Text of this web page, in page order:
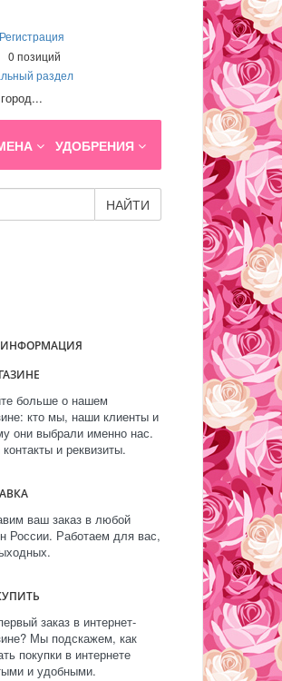
Регистрация
0 позиций
раздел
УДОБРЕНИЯ
НАЙТИ
ИНФОРМАЦИЯ
больше о нашем
кто мы, наши клиенты и
они выбрали именно нас.
и реквизиты.
ваш заказ в любой
России. Работаем для вас,
заказ в интернет-
Мы подскажем, как
покупки в интернете
и удобными.